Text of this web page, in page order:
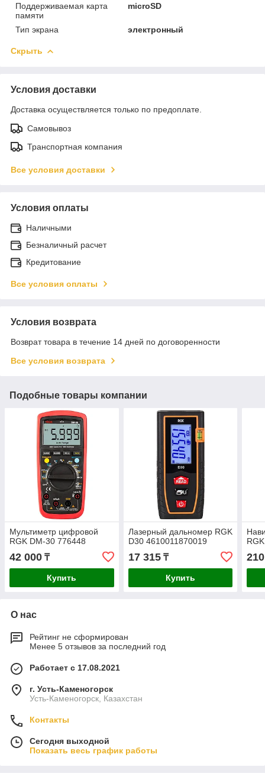
Поддерживаемая карта
памяти
microSD
Тип экрана электронный
Скрыть
Условия доставки
Доставка осуществляется только по предоплате.
Самовывоз
Транспортная компания
Все условия доставки
Условия оплаты
Наличными
Безналичный расчет
Кредитование
Все условия оплаты
Условия возврата
Возврат товара в течение 14 дней по договоренности
Все условия возврата
Подобные товары компании
Мультиметр цифровой
RGK DM-30 776448
42 000 ₸
Купить
Лазерный дальномер RGK
D30 4610011870019
17 315₸
Купить
О нас
Рейтинг не сформирован
Менее 5 отзывов за последний год
Работает с 17.08.2021
г. Усть-Каменогорск
Усть-Каменогорск, Казахстан
Контакты
Сегодня выходной
Показать весь график работы